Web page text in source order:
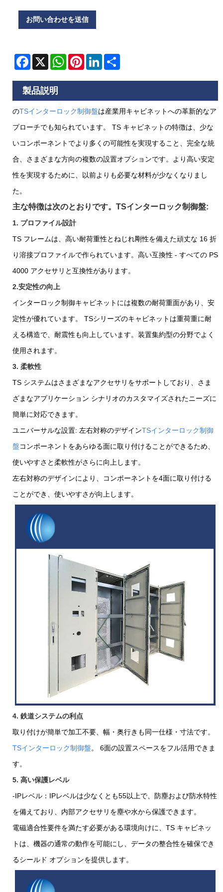
お問い合わせを送信
Facebook
X WhatsAppPinterestLinkedIn
製品説明
のTSインターロック制御盤は産業用キャビネットへの革新的なア
プローチでも知られています。 TS キャビネットの特徴は、少な
いコンポーネントでより多くの可能性を実現すること、完全な統
合、さまざまな方向の複数の設置オプションです。より高い安定
性を実現するために、以前よりも必要な材料が少なくなりまし
た。
主な特徴は次のとおりです。 TSインターロック制御盤:
1. プロファイル設計
TS フレームは、高い耐荷重性とねじれ剛性を備えた頑丈な 16 折
り溶接プロファイルで作られています。高い互換性 - すべての PS
4000 アクセサリと互換性があります。
2.安定性の向上
インターロック制御キャビネットには複数の耐荷重面があり、安
定性が優れています。 TSシリーズのキャビネットは重荷重に耐
える構造で、耐震性も向上しています。装置集約型の分野でよく
使用されます。
3. 柔軟性
TS システムはさまざまなアクセサリをサポートしており、さま
ざまなアプリケーション シナリオのカスタマイズされたニーズに
簡単に対応できます。
ユニバーサルな設置: 左右対称のデザインTSインターロック制御
盤コンポーネントをあらゆる面に取り付けることができるため、
使いやすさと柔軟性がさらに向上します。
左右対称のデザインにより、コンポーネントを4面に取り付ける
ことができ、使いやすさが向上します。
4. 鉄道システムの利点
取り付けが簡単で加工不要、幅・奥行きも同一仕様・寸法です。
TSインターロック制御盤。 6面の設置スペースをフル活用できま
す。
5. 高い保護レベル
-IPレベル：IPレベルは少なくとも55以上で、防塵および防水特性
を備えており、内部アクセサリを塵や水から保護できます。
電磁適合性要件を満たす必要がある環境向けに、TS キャビネッ
トは、機器の通常の動作を可能にし、データの整合性を確保でき
るシールド オプションを提供します。